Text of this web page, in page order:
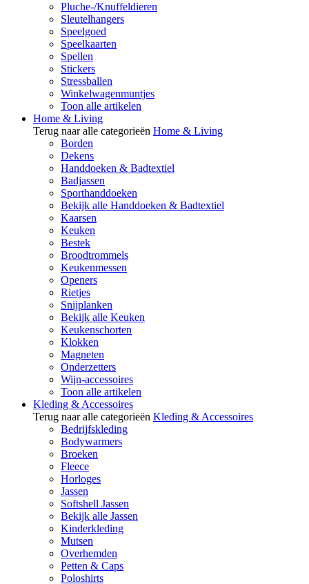
Pluche-/Knuffeldieren
Sleutelhangers
Speelgoed
Speelkaarten
Spellen
Stickers
Stressballen
Winkelwagenmuntjes
Toon alle artikelen
Home & Living
Terug naar alle categorieën Home & Living
Borden
Dekens
Handdoeken & Badtextiel
Badjassen
Sporthanddoeken
Bekijk alle Handdoeken & Badtextiel
Kaarsen
Keuken
Bestek
Broodtrommels
Keukenmessen
Openers
Rietjes
Snijplanken
Bekijk alle Keuken
Keukenschorten
Klokken
Magneten
Onderzetters
Wijn-accessoires
Toon alle artikelen
Kleding & Accessoires
Terug naar alle categorieën Kleding & Accessoires
Bedrijfskleding
Bodywarmers
Broeken
Fleece
Horloges
Jassen
Softshell Jassen
Bekijk alle Jassen
Kinderkleding
Mutsen
Overhemden
Petten & Caps
Poloshirts